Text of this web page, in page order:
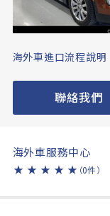
海外車進口流程說明
聯絡我們
海外車服務中心
★ ★ ★ ★ ★ （0件）